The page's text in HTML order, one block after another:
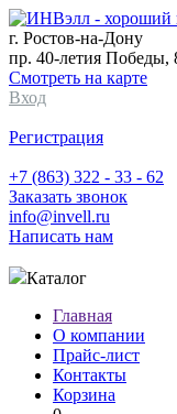
г. Ростов-на-Дону
пр. 40-летия Победы,
Смотреть на карте
Вход
Регистрация
+7 (863) 322 - 33 - 62
Заказать звонок
info@invell.ru
Написать нам
Каталог
Главная
О компании
Прайс-лист
Контакты
Корзина